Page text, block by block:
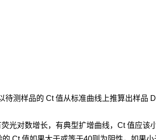
测样品的 Ct 值从标准曲线上推算出样品
光对数增长，有典型扩增曲线，Ct 值应该